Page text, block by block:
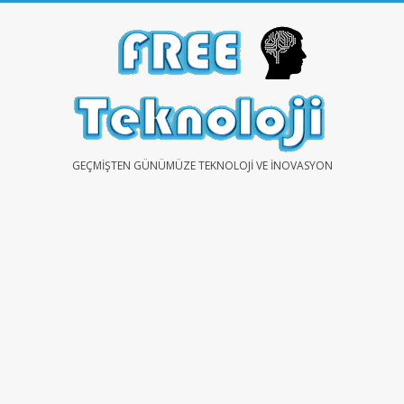
FREEGEÇMIŞTEN GÜNÜMÜZE TEKNOLOJI VE İNOVASYON